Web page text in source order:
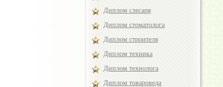
Диплом слесаря
Диплом стоматолога
Диплом строителя
Диплом техника
Диплом технолога
Диплом товароведа